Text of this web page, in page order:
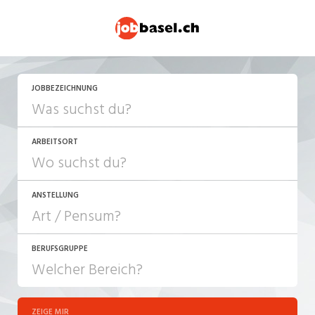
JOBBEZEICHNUNG
ARBEITSORT
ANSTELLUNG
JOB-TYP
Festanstellung
BERUFSGRUPPE
ZEIGE MIR